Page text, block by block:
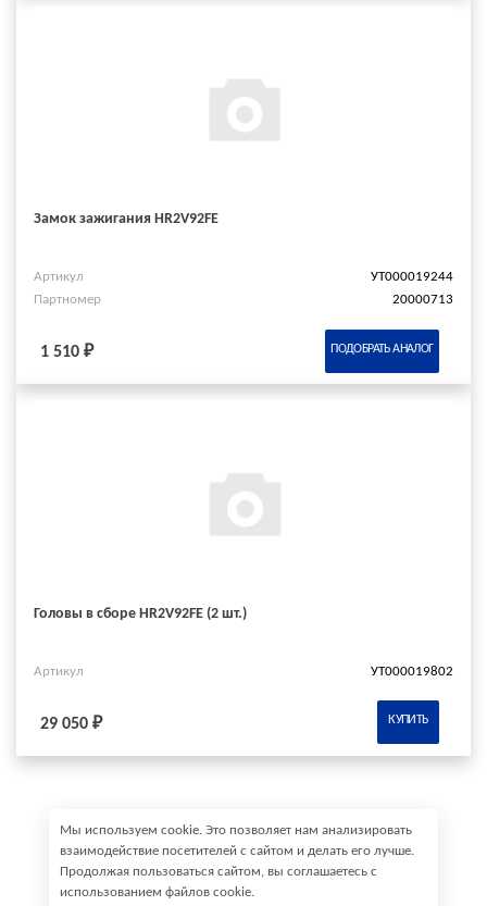
Замок зажигания HR2V92FE
Артикул
УТ000019244
Партномер
20000713
1 510 ₽ ПОДОБРАТЬ АНАЛОГ
Головы в сборе HR2V92FE (2 шт.)
Артикул УТ000019802
29 050 ₽ КУПИТЬ
Мы используем cookie. Это позволяет нам анализировать
взаимодействие посетителей с сайтом и делать его лучше.
Продолжая пользоваться сайтом, вы соглашаетесь с
использованием файлов cookie.